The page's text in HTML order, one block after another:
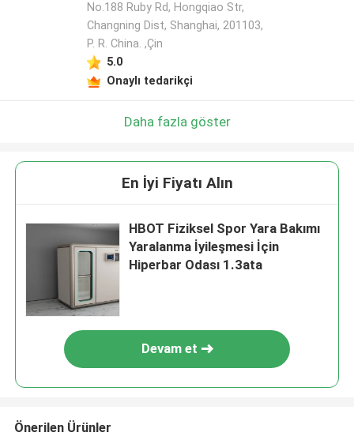
No.188 Ruby Rd, Hongqiao Str,
Changning Dist, Shanghai, 201103,
P. R. China. ,Çin
5.0
Onaylı tedarikçi
Daha fazla göster
En İyi Fiyatı Alın
HBOT Fiziksel Spor Yara Bakımı
Yaralanma İyileşmesi İçin
Hiperbar Odası 1.3ata
Devam et
Önerilen Ürünler